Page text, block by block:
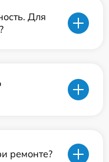
Для
ремонте?